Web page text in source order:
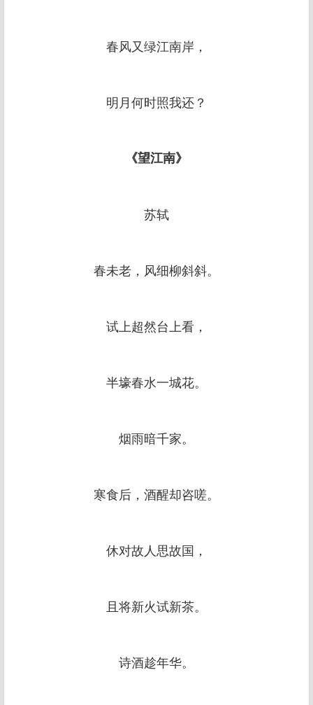
春风又绿江南岸，
明月何时照我还？
《望江南》
苏轼
春未老，风细柳斜斜。
试上超然台上看，
半壕春水一城花。
烟雨暗千家。
寒食后，酒醒却咨嗟。
休对故人思故国，
且将新火试新茶。
诗酒趁年华。